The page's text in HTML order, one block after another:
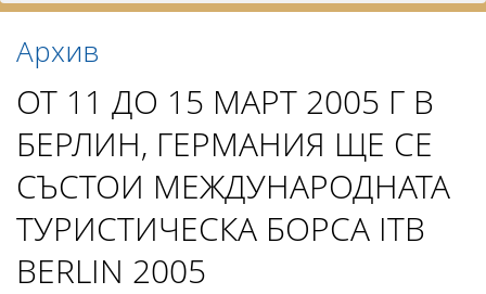
Архив
ОТ 11 ДО 15 МАРТ 2005 Г В
БЕРЛИН, ГЕРМАНИЯ ЩЕ СЕ
СЪСТОИ МЕЖДУНАРОДНАТА
ТУРИСТИЧЕСКА БОРСА ITВ
BERLIN 2005